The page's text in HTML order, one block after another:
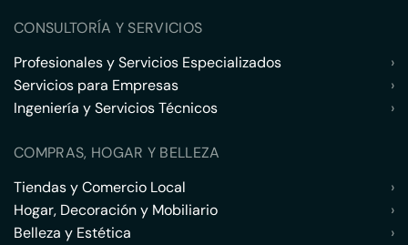
CONSULTORÍA Y SERVICIOS
Profesionales y Servicios Especializados
›
Servicios para Empresas
›
Ingeniería y Servicios Técnicos
›
COMPRAS, HOGAR Y BELLEZA
Tiendas y Comercio Local
›
Hogar, Decoración y Mobiliario
›
Belleza y Estética
›